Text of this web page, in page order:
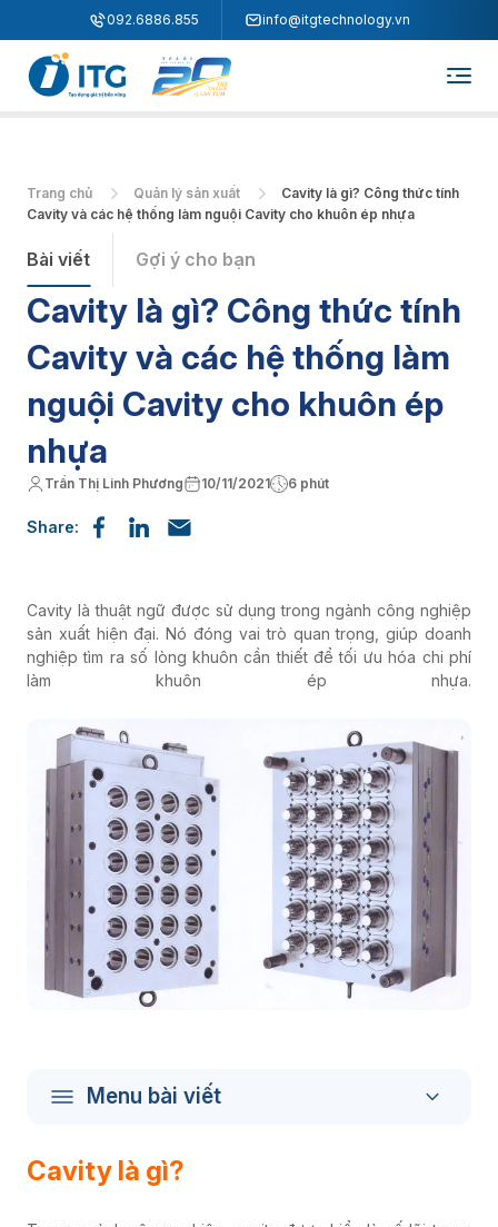
092.6886.855 info@itgtechnology.vn
Trang chủ Quản lý sản xuất
Cavity là gì? Công thức tính
Cavity và các hệ thống làm nguội Cavity cho khuôn ép nhựa
Bài viết Gợi ý cho bạn
Cavity là gì? Công thức tính
Cavity và các hệ thống làm
nguội Cavity cho khuôn ép
nhựa
Trần Thị Linh Phương 10/11/2021 6 phút
Share:
Cavity là thuật ngữ được sử dụng trong ngành công nghiệp
sản xuất hiện đại. Nó đóng vai trò quan trọng, giúp doanh
nghiệp tìm ra số lòng khuôn cần thiết để tối ưu hóa chi phí
làm khuôn ép nhựa.
Menu bài viết
Cavity là gì?